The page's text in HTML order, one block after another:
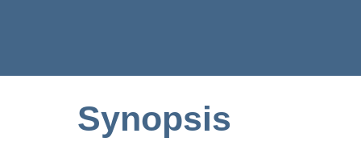
Synopsis